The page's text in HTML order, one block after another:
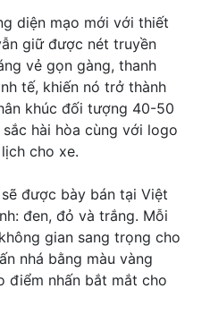
diện mạo mới với thiết
giữ được nét truyền
vẻ gọn gàng, thanh
tế, khiến nó trở thành
khúc đối tượng 40-50
hài hòa cùng với logo
cho xe.
được bày bán tại Việt
đen, đỏ và trắng. Mỗi
gian sang trọng cho
nhá bằng màu vàng
điểm nhấn bắt mắt cho